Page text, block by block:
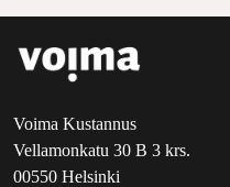
Voima Kustannus
Vellamonkatu 30 B 3 krs.
00550 Helsinki